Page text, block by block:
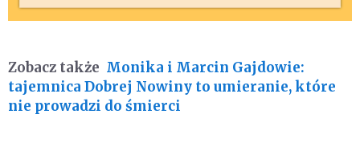
Zobacz także Monika i Marcin Gajdowie:
tajemnica Dobrej Nowiny to umieranie, które
nie prowadzi do śmierci